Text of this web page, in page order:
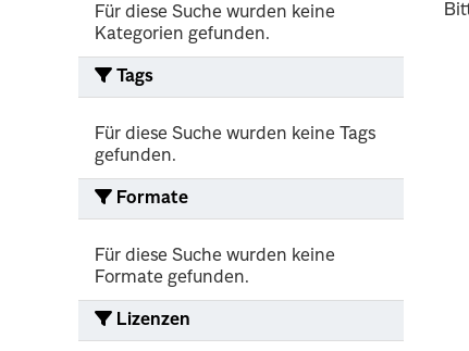
Für diese Suche wurden keine
Kategorien gefunden.
Tags
Für diese Suche wurden keine Tags
gefunden.
Formate
Für diese Suche wurden keine
Formate gefunden.
Lizenzen